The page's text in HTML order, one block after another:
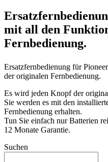
mit all den
Fernbedienung.
Ersatzfernbedienung für
der originalen Fernbedienung.
Es wird jeden Knopf der
Sie werden es mit den
Fernbedienung erhalten.
Tun Sie einfach nur Batterien
12 Monate Garantie.
Suchen